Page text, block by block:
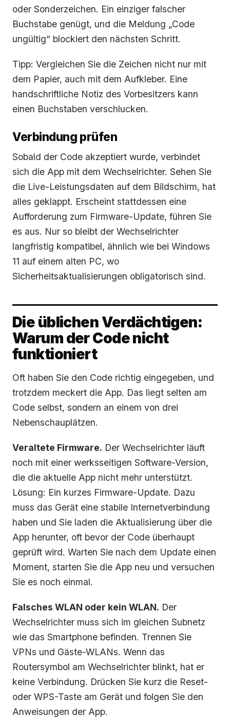
oder Sonderzeichen. Ein einziger falscher
Buchstabe genügt, und die Meldung „Code
ungültig“ blockiert den nächsten Schritt.
Tipp: Vergleichen Sie die Zeichen nicht nur mit
dem Papier, auch mit dem Aufkleber. Eine
handschriftliche Notiz des Vorbesitzers kann
einen Buchstaben verschlucken.
Verbindung prüfen
Sobald der Code akzeptiert wurde, verbindet
sich die App mit dem Wechselrichter. Sehen Sie
die Live-Leistungsdaten auf dem Bildschirm, hat
alles geklappt. Erscheint stattdessen eine
Aufforderung zum Firmware-Update, führen Sie
es aus. Nur so bleibt der Wechselrichter
langfristig kompatibel, ähnlich wie bei Windows
11 auf einem alten PC, wo
Sicherheitsaktualisierungen obligatorisch sind.
Die üblichen Verdächtigen:
Warum der Code nicht
funktioniert
Oft haben Sie den Code richtig eingegeben, und
trotzdem meckert die App. Das liegt selten am
Code selbst, sondern an einem von drei
Nebenschauplätzen.
Veraltete Firmware. Der Wechselrichter läuft
noch mit einer werksseitigen Software-Version,
die die aktuelle App nicht mehr unterstützt.
Lösung: Ein kurzes Firmware-Update. Dazu
muss das Gerät eine stabile Internetverbindung
haben und Sie laden die Aktualisierung über die
App herunter, oft bevor der Code überhaupt
geprüft wird. Warten Sie nach dem Update einen
Moment, starten Sie die App neu und versuchen
Sie es noch einmal.
Falsches WLAN oder kein WLAN. Der
Wechselrichter muss sich im gleichen Subnetz
wie das Smartphone befinden. Trennen Sie
VPNs und Gäste-WLANs. Wenn das
Routersymbol am Wechselrichter blinkt, hat er
keine Verbindung. Drücken Sie kurz die Reset-
oder WPS-Taste am Gerät und folgen Sie den
Anweisungen der App.